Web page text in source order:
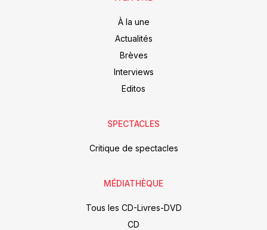
À la une
Actualités
Brèves
Interviews
Editos
SPECTACLES
Critique de spectacles
MÉDIATHÈQUE
Tous les CD-Livres-DVD
CD